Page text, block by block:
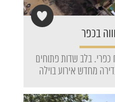
בכפר
בלב שדות פתוחים
מחדש אירוע בוילה